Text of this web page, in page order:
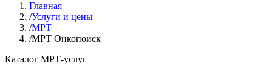
Главная
/Услуги и цены
/МРТ
/МРТ Онкопоиск
Каталог МРТ-услуг